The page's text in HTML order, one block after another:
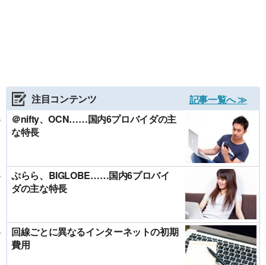
注目コンテンツ
記事一覧へ ≫
＠nifty、OCN……国内6プロバイダの主
な特長
ぷらら、BIGLOBE……国内6プロバイ
ダの主な特長
回線ごとに異なるインターネットの初期
費用